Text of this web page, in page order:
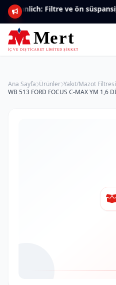
Ana Sayfa Ürünler Yakıt/Mazot Filtresi